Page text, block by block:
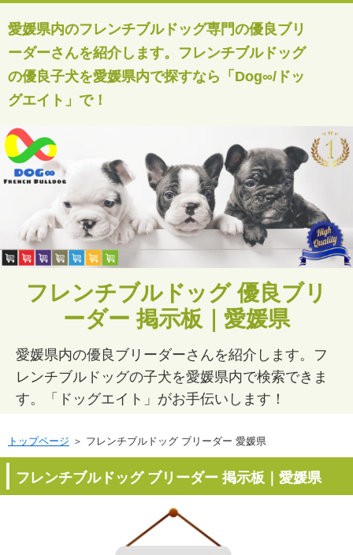
愛媛県内のフレンチブルドッグ専門の優良ブリ
ーダーさんを紹介します。フレンチブルドッグ
の優良子犬を愛媛県内で探すなら「Dog∞/ドッ
グエイト」で！
フレンチブルドッグ 優良ブリ
ーダー 掲示板｜愛媛県
愛媛県内の優良ブリーダーさんを紹介します。フ
レンチブルドッグの子犬を愛媛県内で検索できま
す。「ドッグエイト」がお手伝いします！
トップページ ＞ フレンチブルドッグ ブリーダー 愛媛県
フレンチブルドッグ ブリーダー 掲示板｜愛媛県